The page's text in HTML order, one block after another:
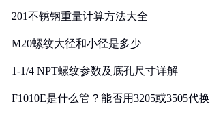
201不锈钢重量计算方法大全
M20螺纹大径和小径是多少
1-1/4 NPT螺纹参数及底孔尺寸详解
F1010E是什么管？能否用3205或3505代换